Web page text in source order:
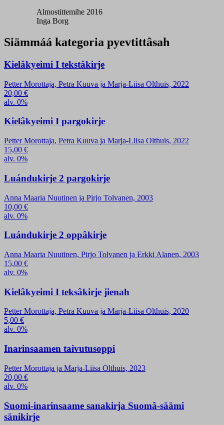
Almostittemihe 2016
Inga Borg
Siämmáá kategoria pyevtittâsah
Kielâkyeimi I tekstâkirje
Petter Morottaja, Petra Kuuva ja Marja-Liisa Olthuis, 2022
20,00 €
alv. 0%
Kielâkyeimi I pargokirje
Petter Morottaja, Petra Kuuva ja Marja-Liisa Olthuis, 2022
15,00 €
alv. 0%
Luándukirje 2 pargokirje
Anna Maaria Nuutinen ja Pirjo Tolvanen, 2003
10,00 €
alv. 0%
Luándukirje 2 oppâkirje
Anna Maaria Nuutinen, Pirjo Tolvanen ja Erkki Alanen, 2003
15,00 €
alv. 0%
Kielâkyeimi I teksâkirje jienah
Petter Morottaja, Petra Kuuva ja Marja-Liisa Olthuis, 2020
5,00 €
alv. 0%
Inarinsaamen taivutusoppi
Petter Morottaja ja Marja-Liisa Olthuis, 2023
20,00 €
alv. 0%
Suomi-inarinsaame sanakirja Suomâ-säämi
sänikirje